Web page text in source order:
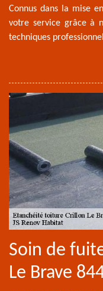
Connus dans la mise
votre service grâce à
techniques
Soin de
Le Brave